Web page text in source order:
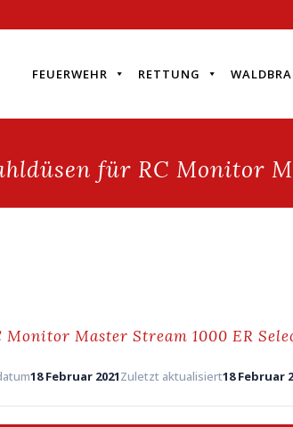
FEUERWEHR RETTUNG
für RC Monitor
Master Stream 1000 ER
18 Februar 2021Zuletzt aktualisiert18 Februar